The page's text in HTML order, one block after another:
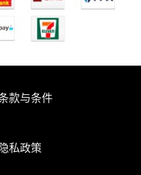
款与条件
隐私政策